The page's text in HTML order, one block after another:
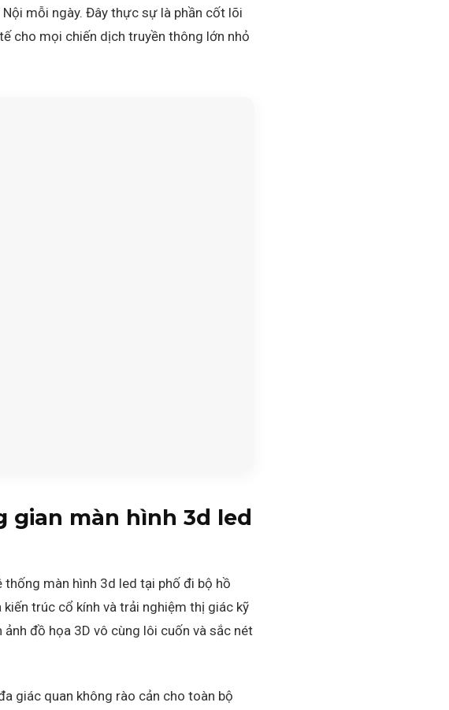
mỗi ngày. Đây thực sự là phần cốt lõi
cho mọi chiến dịch truyền thông lớn nhỏ
màn hình 3d led
màn hình 3d led tại phố đi bộ hồ
trúc cổ kính và trải nghiệm thị giác kỹ
đồ họa 3D vô cùng lôi cuốn và sắc nét
giác quan không rào cản cho toàn bộ